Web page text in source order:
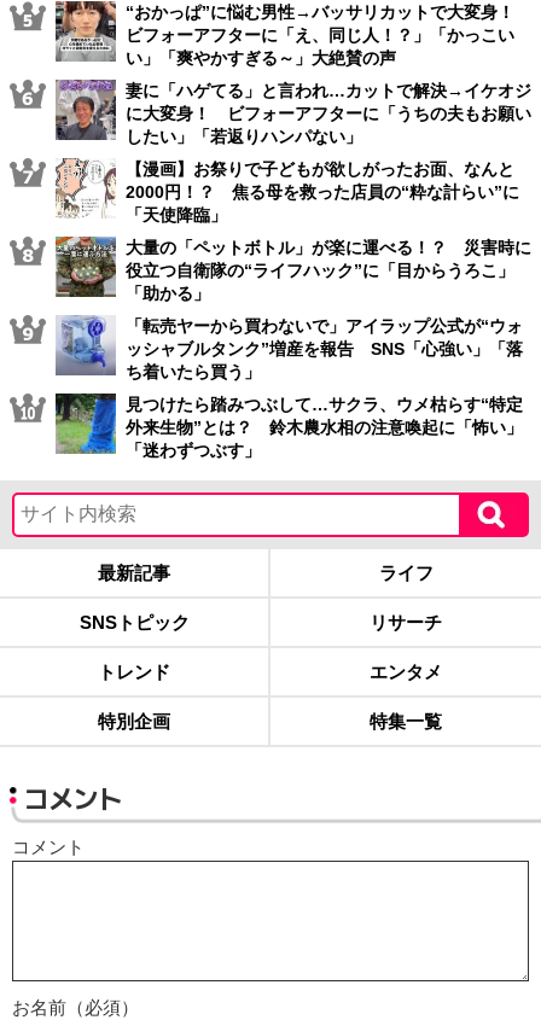
“おかっぱ”に悩む男性→バッサリカットで大変身！
ビフォーアフターに「え、同じ人！？」「かっこい
い」「爽やかすぎる～」大絶賛の声
妻に「ハゲてる」と言われ…カットで解決→イケオジ
に大変身！ ビフォーアフターに「うちの夫もお願い
したい」「若返りハンパない」
【漫画】お祭りで子どもが欲しがったお面、なんと
2000円！？ 焦る母を救った店員の“粋な計らい”に
「天使降臨」
大量の「ペットボトル」が楽に運べる！？ 災害時に
役立つ自衛隊の“ライフハック”に「目からうろこ」
「助かる」
「転売ヤーから買わないで」アイラップ公式が“ウォ
ッシャブルタンク”増産を報告 SNS「心強い」「落
ち着いたら買う」
見つけたら踏みつぶして…サクラ、ウメ枯らす“特定
外来生物”とは？ 鈴木農水相の注意喚起に「怖い」
「迷わずつぶす」
最新記事 ライフ
SNSトピック リサーチ
トレンド エンタメ
特別企画 特集一覧
コメント
コメント
お名前（必須）